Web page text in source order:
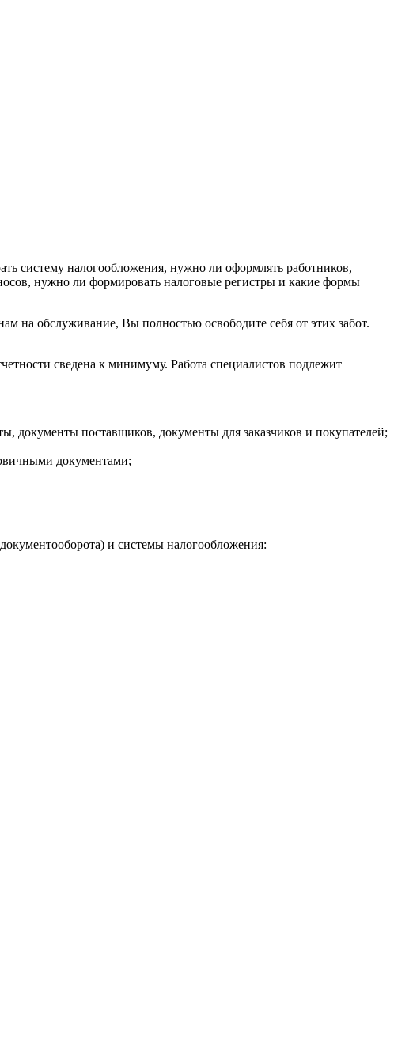
систему налогообложения, нужно ли оформлять работников,
нужно ли формировать налоговые регистры и какие формы
на обслуживание, Вы полностью освободите себя от этих забот.
сведена к минимуму. Работа специалистов подлежит
документы поставщиков, документы для заказчиков и покупателей;
документами;
и системы налогообложения: